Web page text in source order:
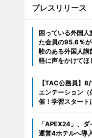
プレスリリース
困っている外国
た会員の95.6％
験のある外国人
軽に声をかけてほ
【TAC公務員】
エンテーション
催！学習スタート
「APEX24」、
運営4ホテルへ導